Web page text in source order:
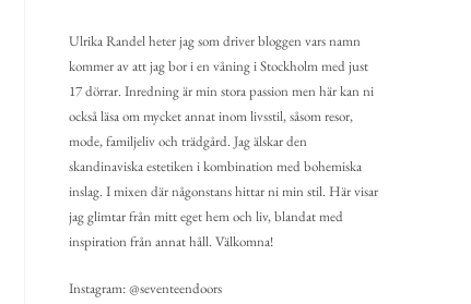
Ulrika Randel heter jag som driver bloggen vars namn
kommer av att jag bor i en våning i Stockholm med just
17 dörrar. Inredning är min stora passion men här kan ni
också läsa om mycket annat inom livsstil, såsom resor,
mode, familjeliv och trädgård. Jag älskar den
skandinaviska estetiken i kombination med bohemiska
inslag. I mixen där någonstans hittar ni min stil. Här visar
jag glimtar från mitt eget hem och liv, blandat med
inspiration från annat håll. Välkomna!
Instagram: @seventeendoors